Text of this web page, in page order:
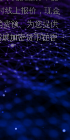
线上报价，现金
费额。为您提供
加密货币在香